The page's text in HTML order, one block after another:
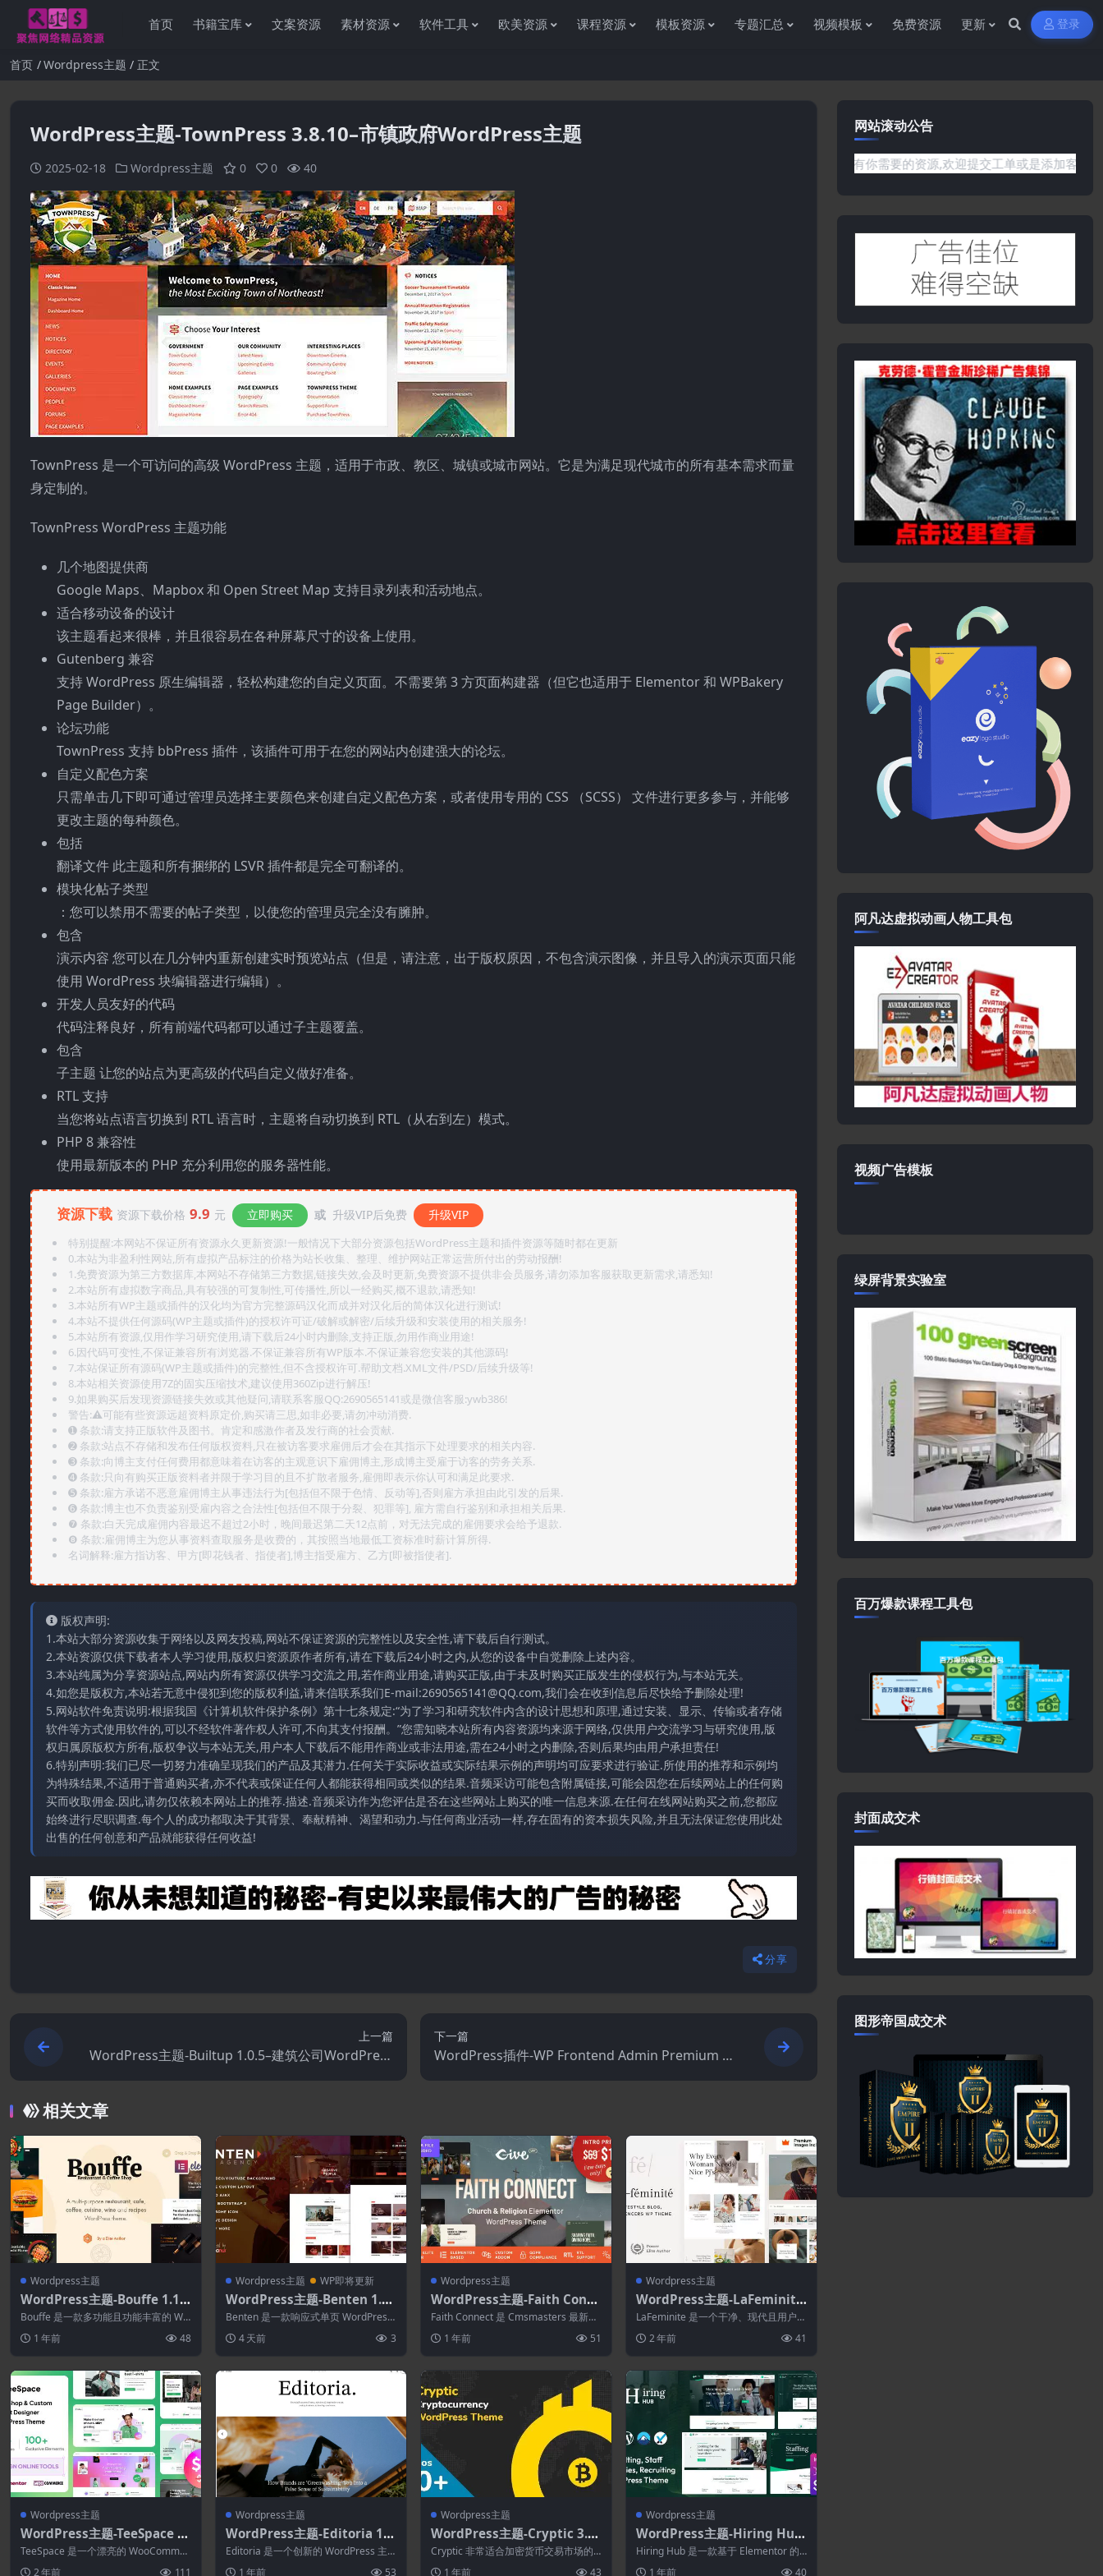
首页 书籍宝库 文案资源 素材资源 软件工具 欧美资源 课程资源 模板资源 专题汇总 视频模板 免费资源 更新 登录
首页 Wordpress主题 正文
WordPress主题-TownPress 3.8.10–市镇政府WordPress主题
2025-02-18 Wordpress主题 0 0 40
TownPress 是一个可访问的高级 WordPress 主题，适用于市政、教区、城镇或城市网站。它是为满足现代城市的所有基本需求而量
身定制的。
TownPress WordPress 主题功能
几个地图提供商
Google Maps、Mapbox 和 Open Street Map 支持目录列表和活动地点。
适合移动设备的设计
该主题看起来很棒，并且很容易在各种屏幕尺寸的设备上使用。
Gutenberg 兼容
支持 WordPress 原生编辑器，轻松构建您的自定义页面。不需要第 3 方页面构建器（但它也适用于 Elementor 和 WPBakery
Page Builder）。
论坛功能
TownPress 支持 bbPress 插件，该插件可用于在您的网站内创建强大的论坛。
自定义配色方案
只需单击几下即可通过管理员选择主要颜色来创建自定义配色方案，或者使用专用的 CSS （SCSS） 文件进行更多参与，并能够
更改主题的每种颜色。
包括
翻译文件 此主题和所有捆绑的 LSVR 插件都是完全可翻译的。
模块化帖子类型
：您可以禁用不需要的帖子类型，以使您的管理员完全没有臃肿。
包含
演示内容 您可以在几分钟内重新创建实时预览站点（但是，请注意，出于版权原因，不包含演示图像，并且导入的演示页面只能
使用 WordPress 块编辑器进行编辑）。
开发人员友好的代码
代码注释良好，所有前端代码都可以通过子主题覆盖。
包含
子主题 让您的站点为更高级的代码自定义做好准备。
RTL 支持
当您将站点语言切换到 RTL 语言时，主题将自动切换到 RTL（从右到左）模式。
PHP 8 兼容性
使用最新版本的 PHP 充分利用您的服务器性能。
资源下载 资源下载价格 9.9 元 立即购买 或 升级VIP后免费 升级VIP
特别提醒:本网站不保证所有资源永久更新资源!一般情况下大部分资源包括WordPress主题和插件资源等随时都在更新
0.本站为非盈利性网站,所有虚拟产品标注的价格为站长收集、整理、维护网站正常运营所付出的劳动报酬!
1.免费资源为第三方数据库,本网站不存储第三方数据,链接失效,会及时更新,免费资源不提供非会员服务,请勿添加客服获取更新需求,请悉知!
2.本站所有虚拟数字商品,具有较强的可复制性,可传播性,所以一经购买,概不退款,请悉知!
3.本站所有WP主题或插件的汉化均为官方完整源码汉化而成并对汉化后的简体汉化进行测试!
4.本站不提供任何源码(WP主题或插件)的授权许可证/破解或解密/后续升级和安装使用的相关服务!
5.本站所有资源,仅用作学习研究使用,请下载后24小时内删除,支持正版,勿用作商业用途!
6.因代码可变性,不保证兼容所有浏览器.不保证兼容所有WP版本.不保证兼容您安装的其他源码!
7.本站保证所有源码(WP主题或插件)的完整性,但不含授权许可.帮助文档.XML文件/PSD/后续升级等!
8.本站相关资源使用7Z的固实压缩技术,建议使用360Zip进行解压!
9.如果购买后发现资源链接失效或其他疑问,请联系客服QQ:2690565141或是微信客服:ywb386!
警告:⚠️可能有些资源远超资料原定价,购买请三思,如非必要,请勿冲动消费.
➊️ 条款:请支持正版软件及图书。肯定和感激作者及发行商的社会贡献.
➋️ 条款:站点不存储和发布任何版权资料,只在被访客要求雇佣后才会在其指示下处理要求的相关内容.
➌️ 条款:向博主支付任何费用都意味着在访客的主观意识下雇佣博主,形成博主受雇于访客的劳务关系.
➍️ 条款:只向有购买正版资料者并限于学习目的且不扩散者服务,雇佣即表示你认可和满足此要求.
➎ 条款:雇方承诺不恶意雇佣博主从事违法行为[包括但不限于色情、反动等],否则雇方承担由此引发的后果.
➏️ 条款:博主也不负责鉴别受雇内容之合法性[包括但不限于分裂、犯罪等], 雇方需自行鉴别和承担相关后果.
❼ 条款:白天完成雇佣内容最迟不超过2小时，晚间最迟第二天12点前，对无法完成的雇佣要求会给予退款.
❽ 条款:雇佣博主为您从事资料查取服务是收费的，其按照当地最低工资标准时薪计算所得.
名词解释:雇方指访客、甲方[即花钱者、指使者],博主指受雇方、乙方[即被指使者].
版权声明:
1.本站大部分资源收集于网络以及网友投稿,网站不保证资源的完整性以及安全性,请下载后自行测试。
2.本站资源仅供下载者本人学习使用,版权归资源原作者所有,请在下载后24小时之内,从您的设备中自觉删除上述内容。
3.本站纯属为分享资源站点,网站内所有资源仅供学习交流之用,若作商业用途,请购买正版,由于未及时购买正版发生的侵权行为,与本站无关。
4.如您是版权方,本站若无意中侵犯到您的版权利益,请来信联系我们E-mail:2690565141@QQ.com,我们会在收到信息后尽快给予删除处理!
5.网站软件免责说明:根据我国《计算机软件保护条例》第十七条规定:“为了学习和研究软件内含的设计思想和原理,通过安装、显示、传输或者存储
软件等方式使用软件的,可以不经软件著作权人许可,不向其支付报酬。”您需知晓本站所有内容资源均来源于网络,仅供用户交流学习与研究使用,版
权归属原版权方所有,版权争议与本站无关,用户本人下载后不能用作商业或非法用途,需在24小时之内删除,否则后果均由用户承担责任!
6.特别声明:我们已尽一切努力准确呈现我们的产品及其潜力.任何关于实际收益或实际结果示例的声明均可应要求进行验证.所使用的推荐和示例均
为特殊结果,不适用于普通购买者,亦不代表或保证任何人都能获得相同或类似的结果.音频采访可能包含附属链接,可能会因您在后续网站上的任何购
买而收取佣金.因此,请勿仅依赖本网站上的推荐.描述.音频采访作为您评估是否在这些网站上购买的唯一信息来源.在任何在线网站购买之前,您都应
始终进行尽职调查.每个人的成功都取决于其背景、奉献精神、渴望和动力.与任何商业活动一样,存在固有的资本损失风险,并且无法保证您使用此处
出售的任何创意和产品就能获得任何收益!
分享
上一篇
WordPress主题-Builtup 1.0.5–建筑公司WordPress
主题
下一篇
WordPress插件-WP Frontend Admin Premium 1.
22.5
相关文章
Wordpress主题
WordPress主题-Bouffe 1.1.7
–餐厅WordPress主题
Bouffe 是一款多功能且功能丰富的 Wo
1 年前 48
Wordpress主题 WP即将更新
WordPress主题-Benten 1.2–
响应式单页作品集主题
Benten 是一款响应式单页 WordPress
4 天前 3
Wordpress主题
WordPress主题-Faith Conn
ect 1.0.1–宗教与教堂WordPr
ess主题
Faith Connect 是 Cmsmasters 最新推
1 年前 51
Wordpress主题
WordPress主题-LaFeminite
10.4–个人博客WordPress主
题
LaFeminite 是一个干净、现代且用户友
2 年前 41
Wordpress主题
WordPress主题-TeeSpace 1.
5.6–打印定制T恤设计师Word
Press主题
TeeSpace 是一个漂亮的 WooCommer
2 年前 111
Wordpress主题
WordPress主题-Editoria 1.
2.0-报纸和杂志WordPress主
题
Editoria 是一个创新的 WordPress 主
1 年前 53
Wordpress主题
WordPress主题-Cryptic 3.5–
加密货币WordPress主题
Cryptic 非常适合加密货币交易市场的
1 年前 43
Wordpress主题
WordPress主题-Hiring Hub
1.2–人力资源代理WordPress
主题
Hiring Hub 是一款基于 Elementor 的
1 年前 40
网站滚动公告
感谢您访问资源杂货铺获取各种信息资源!如果遇到任何问题或是网站没有你需要的资源,欢迎提交工单或是添加客服微信:ywb386
阿凡达虚拟动画人物工具包
视频广告模板
绿屏背景实验室
百万爆款课程工具包
封面成交术
图形帝国成交术